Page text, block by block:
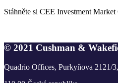
Stáhněte si CEE Investment
© 2021 Cushman &
Quadrio Offices, Purkyňova 2121/3,